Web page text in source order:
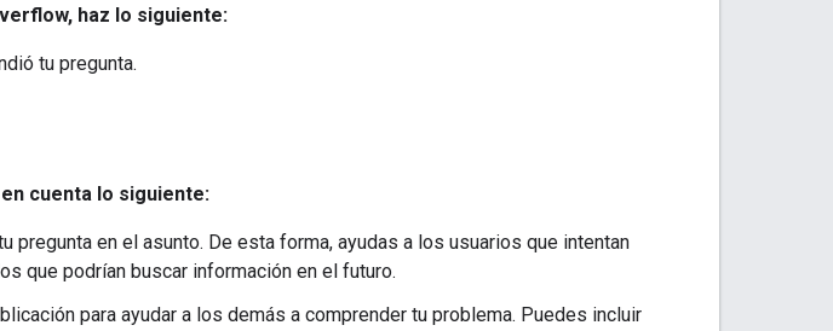
, haz lo siguiente:
tu pregunta.
cuenta lo siguiente:
pregunta en el asunto. De esta forma, ayudas a los usuarios que intentan
que podrían buscar información en el futuro.
para ayudar a los demás a comprender tu problema. Puedes incluir